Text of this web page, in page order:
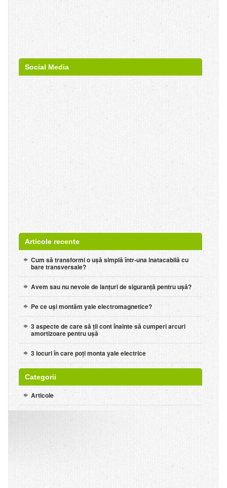
Social Media
Articole recente
Cum să transformi o ușă simplă într-una inatacabilă cu
bare transversale?
Avem sau nu nevoie de lanțuri de siguranță pentru ușă?
Pe ce uși montăm yale electromagnetice?
3 aspecte de care să ții cont înainte să cumperi arcuri
amortizoare pentru ușă
3 locuri în care poți monta yale electrice
Categorii
Articole